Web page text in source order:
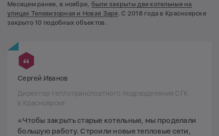
Месяцем ранее, в ноябре, были закрыты две котельные на
улицах Телевизорная и Новая Заря . С 2018 года в Красноярске
закрыто 10 подобных объектов.
Сергей Иванов
Директор теплотранспортного подразделения СГК
в Красноярске
«Чтобы закрыть старые котельные, мы проделали
большую работу. Строили новые тепловые сети,